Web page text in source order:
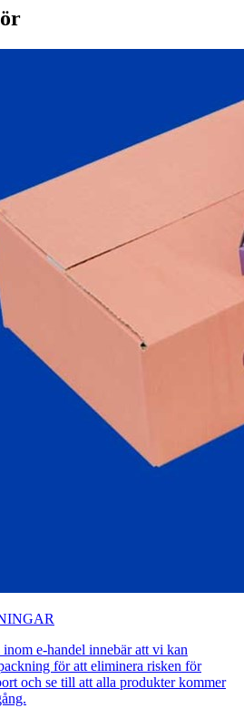
e-handel innebär att vi kan
för att eliminera risken för
och se till att alla produkter kommer